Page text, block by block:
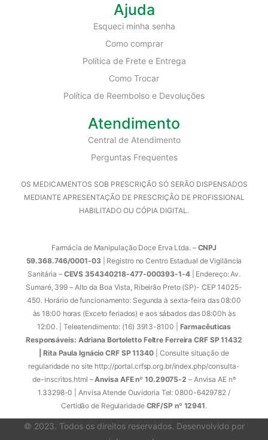
Ajuda
Esqueci minha senha
Como comprar
Política de Frete e Entrega
Como Trocar
Política de Reembolso e Devoluções
Atendimento
Central de Atendimento
Perguntas Frequentes
OS MEDICAMENTOS SOB PRESCRIÇÃO SÓ SERÃO DISPENSADOS
MEDIANTE APRESENTAÇÃO DE PRESCRIÇÃO DE PROFISSIONAL
HABILITADO OU CÓPIA DIGITAL.
Farmácia de Manipulação Doce Erva Ltda. – CNPJ
59.368.746/0001-03| Registro no Centro Estadual de Vigilância
Sanitária –CEVS 354340218-477-000393-1-4| Endereço: Av.
Sumaré, 399 – Alto da Boa Vista, Ribeirão Preto (SP)- CEP 14025-
450. Horário de funcionamento: Segunda à sexta-feira das 08:00
às 18:00 horas (Exceto feriados) e aos sábados das 08:00h às
12:00. | Teleatendimento: (16) 3913-8100 | Farmacêuticas
Responsáveis: Adriana Bortoletto Feltre Ferreira CRF SP 11432
| Rita Paula Ignácio CRF SP 11340 | Consulte situação de
regularidade no site http://portal.crfsp.org.br/index.php/consulta-
de-inscritos.html –Anvisa AFE nº 10.29075-2 – Anvisa AE nº
1.33298-0 | Anvisa Atende Ouvidoria Tel: 0800-6429782 /
Certidão de Regularidade CRF/SP nº 12941.
© 2023. Todos os direitos reservados. Desenvolvido por